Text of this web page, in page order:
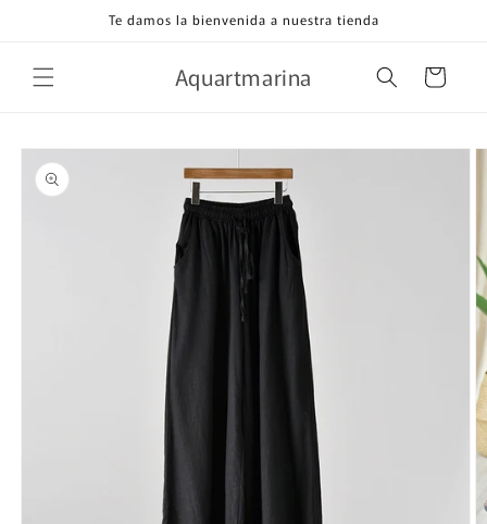
directamenteTe damos la bienvenida a nuestra tienda
Aquartmarina Carrito
directamente
a la
información